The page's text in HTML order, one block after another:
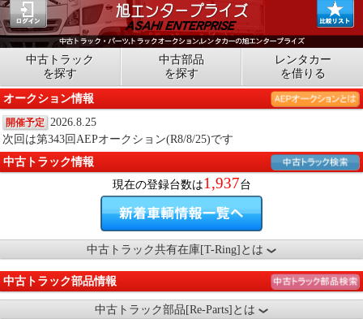
中古トラック
を探す
中古部品
を探す
レンタカー
を借りる
オークション情報
開催予定
2026.8.25
次回は第343回AEPオークション(R8/8/25)です
中古トラック情報
現在の登録台数は1,937台
中古トラック共有在庫[T-Ring]とは
中古トラック部品情報
中古トラック部品[Re-Parts]とは